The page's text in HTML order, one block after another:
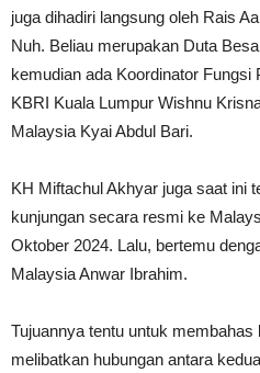
juga dihadiri langsung oleh Rais
Nuh. Beliau merupakan Duta
kemudian ada Koordinator Fungsi
KBRI Kuala Lumpur Wishnu
Malaysia Kyai Abdul Bari.
KH Miftachul Akhyar juga saat ini
kunjungan secara resmi ke
Oktober 2024. Lalu, bertemu
Malaysia Anwar Ibrahim.
Tujuannya tentu untuk
melibatkan hubungan antara